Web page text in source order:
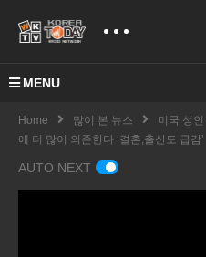
MENU
Home 많이 본 뉴스
미국 성
에 더 많이 의존한다 ‘결혼,출산도 급감’
AUTO NEXT